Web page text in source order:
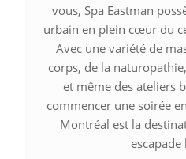
vous, Spa Eastman
urbain en plein cœur du
Avec une variété de
corps, de la
et même des ateliers
commencer une soirée
Montréal est la
escapade